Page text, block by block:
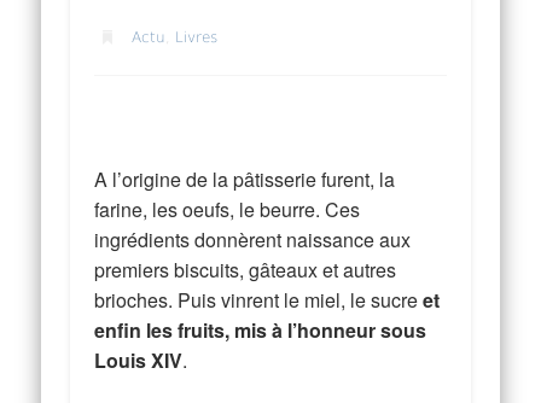
Actu Livres
A l’origine de la pâtisserie furent, la
farine, les oeufs, le beurre. Ces
ingrédients donnèrent naissance aux
premiers biscuits, gâteaux et autres
brioches. Puis vinrent le miel, le sucreet
enfin les fruits, mis à l’honneur sous
Louis XIV.